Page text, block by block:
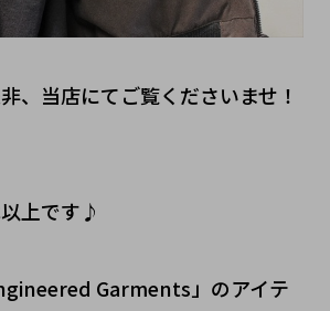
、当店にてご覧くださいませ！
上です♪
Garments」のアイテ